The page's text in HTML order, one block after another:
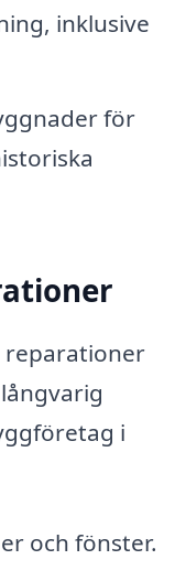
inklusive
för
reparationer
i
och fönster.